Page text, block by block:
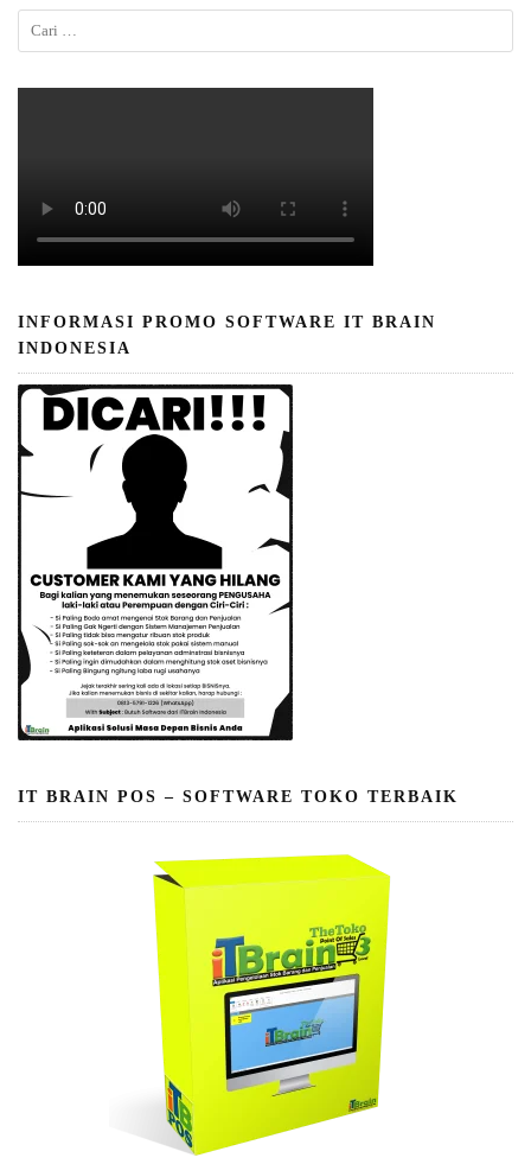
INFORMASI PROMO SOFTWARE IT BRAIN
INDONESIA
IT BRAIN POS – SOFTWARE TOKO TERBAIK